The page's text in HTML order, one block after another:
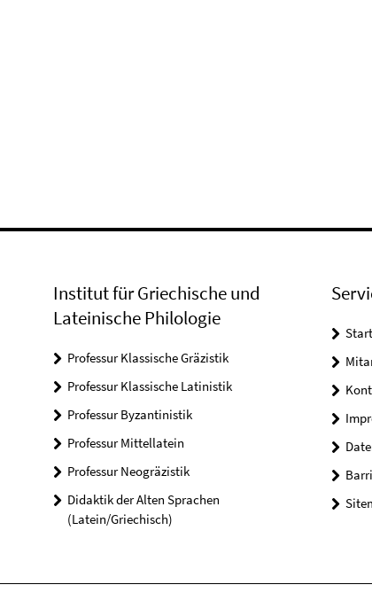
Institut für Griechische und
Lateinische Philologie
Professur Klassische Gräzistik
Professur Klassische Latinistik
Professur Byzantinistik
Professur Mittellatein
Professur Neogräzistik
Didaktik der Alten Sprachen
(Latein/Griechisch)